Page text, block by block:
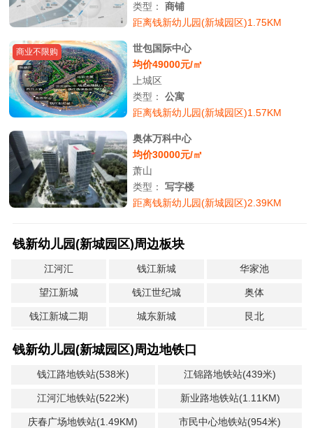
类型：商铺
距离钱新幼儿园(新城园区)1.75KM
商业不限购
世包国际中心
均价49000元/㎡
上城区
类型：公寓
距离钱新幼儿园(新城园区)1.57KM
奥体万科中心
均价30000元/㎡
萧山
类型：写字楼
距离钱新幼儿园(新城园区)2.39KM
钱新幼儿园(新城园区)周边板块
江河汇 钱江新城 华家池
望江新城 钱江世纪城 奥体
钱江新城二期 城东新城 艮北
钱新幼儿园(新城园区)周边地铁口
钱江路地铁站(538米) 江锦路地铁站(439米)
江河汇地铁站(522米) 新业路地铁站(1.11KM)
庆春广场地铁站(1.49KM) 市民中心地铁站(954米)